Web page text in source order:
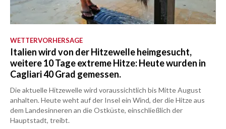
WETTERVORHERSAGE
Italien wird von der Hitzewelle heimgesucht,
weitere 10 Tage extreme Hitze: Heute wurden in
Cagliari 40 Grad gemessen.
Die aktuelle Hitzewelle wird voraussichtlich bis Mitte August
anhalten. Heute weht auf der Insel ein Wind, der die Hitze aus
dem Landesinneren an die Ostküste, einschließlich der
Hauptstadt, treibt.